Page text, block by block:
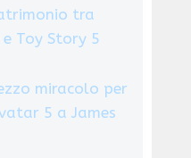
tra
Toy Story 5
miracolo per
5 a James